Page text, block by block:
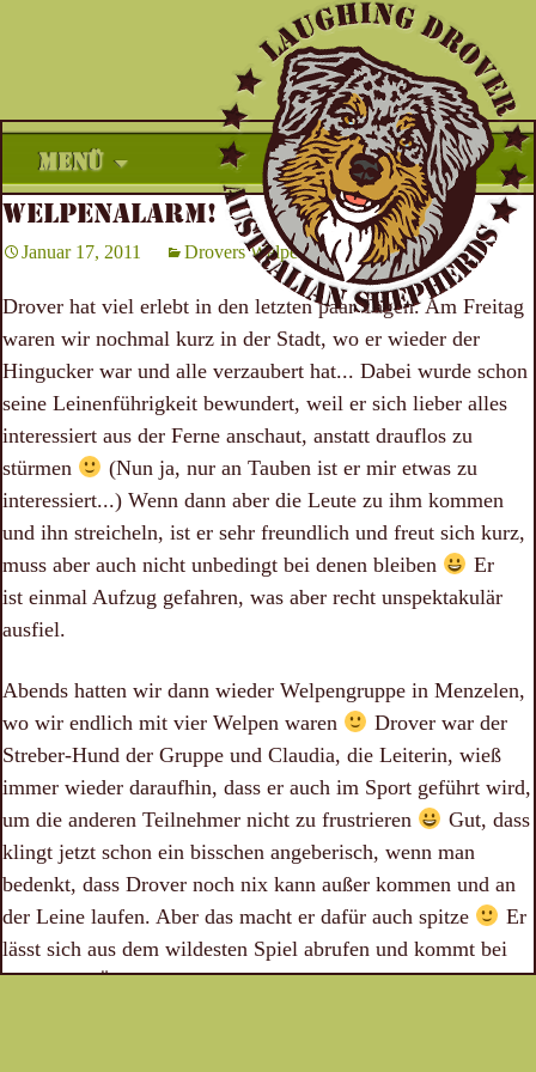
MENÜ
Inhalt
springen
WELPENALARM!
Januar 17, 2011 Drovers Welpenzeit
Drover hat viel erlebt in den letzten paar Tagen. Am Freitag
waren wir nochmal kurz in der Stadt, wo er wieder der
Hingucker war und alle verzaubert hat... Dabei wurde schon
seine Leinenführigkeit bewundert, weil er sich lieber alles
interessiert aus der Ferne anschaut, anstatt drauflos zu
stürmen
(Nun ja, nur an Tauben ist er mir etwas zu
interessiert...) Wenn dann aber die Leute zu ihm kommen
und ihn streicheln, ist er sehr freundlich und freut sich kurz,
muss aber auch nicht unbedingt bei denen bleiben
Er
ist einmal Aufzug gefahren, was aber recht unspektakulär
ausfiel.
Abends hatten wir dann wieder Welpengruppe in Menzelen,
wo wir endlich mit vier Welpen waren
Drover war der
Streber-Hund der Gruppe und Claudia, die Leiterin, wieß
immer wieder daraufhin, dass er auch im Sport geführt wird,
um die anderen Teilnehmer nicht zu frustrieren
Gut, dass
klingt jetzt schon ein bisschen angeberisch, wenn man
bedenkt, dass Drover noch nix kann außer kommen und an
der Leine laufen. Aber das macht er dafür auch spitze
Er
lässt sich aus dem wildesten Spiel abrufen und kommt bei
den Abruf-Übungen mit Voll-Speed zu mir.